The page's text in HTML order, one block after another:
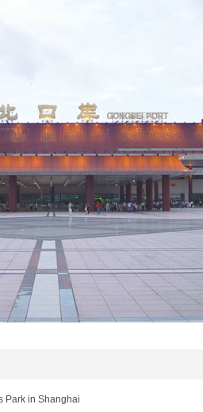
Park in Shanghai